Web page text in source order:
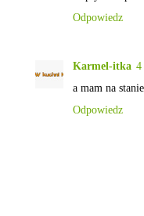
Odpowiedz
Karmel-itka 4
a mam na
Odpowiedz